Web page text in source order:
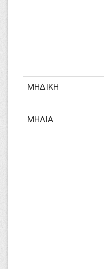
ΜΗΔΙΚΗ
ΜΗΛΙΑ